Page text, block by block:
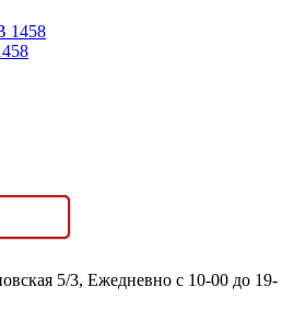
5/3, Ежедневно с 10-00 до 19-